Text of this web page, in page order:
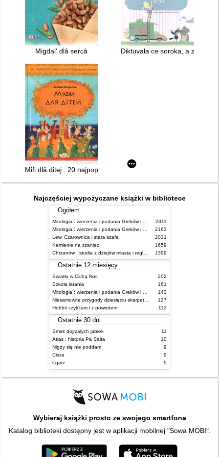
Migdalʹ dlâ sercâ Diktuvala ce soroka, a
Mifi dlâ ditej : 20 najpopulârniših grec'kih mifiv
Najczęściej wypożyczane książki w bibliotece
Ogółem
2311
2163
Lew, Czarownica i stara szafa
2031
Kamienie na szaniec
1659
1399
Ostatnie 12 miesięcy
Światło w Cichą Noc
202
Szkoła latania
161
143
127
Hobbit czyli tam i z powrotem
113
Ostatnie 30 dni
Smak dojrzałych jabłek
11
Atlas : historia Pa Salta
10
Nigdy się nie poddam
9
Cisza
9
Łgarz
9
Wybieraj książki prosto ze swojego smartfona
Katalog biblioteki dostępny jest w aplikacji mobilnej "Sowa MOBI".